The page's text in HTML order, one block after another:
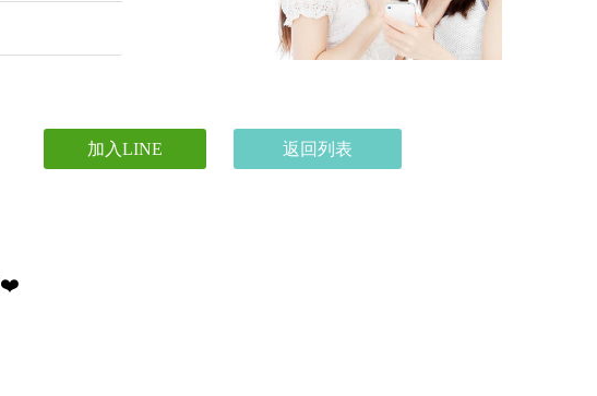
加入LINE 返回列表
❤️